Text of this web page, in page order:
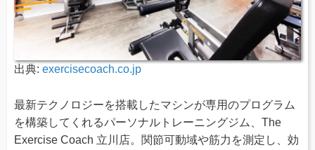
出典: exercisecoach.co.jp
最新テクノロジーを搭載したマシンが専用のプログラム
を構築してくれるパーソナルトレーニングジム、The
Exercise Coach 立川店。関節可動域や筋力を測定し、効